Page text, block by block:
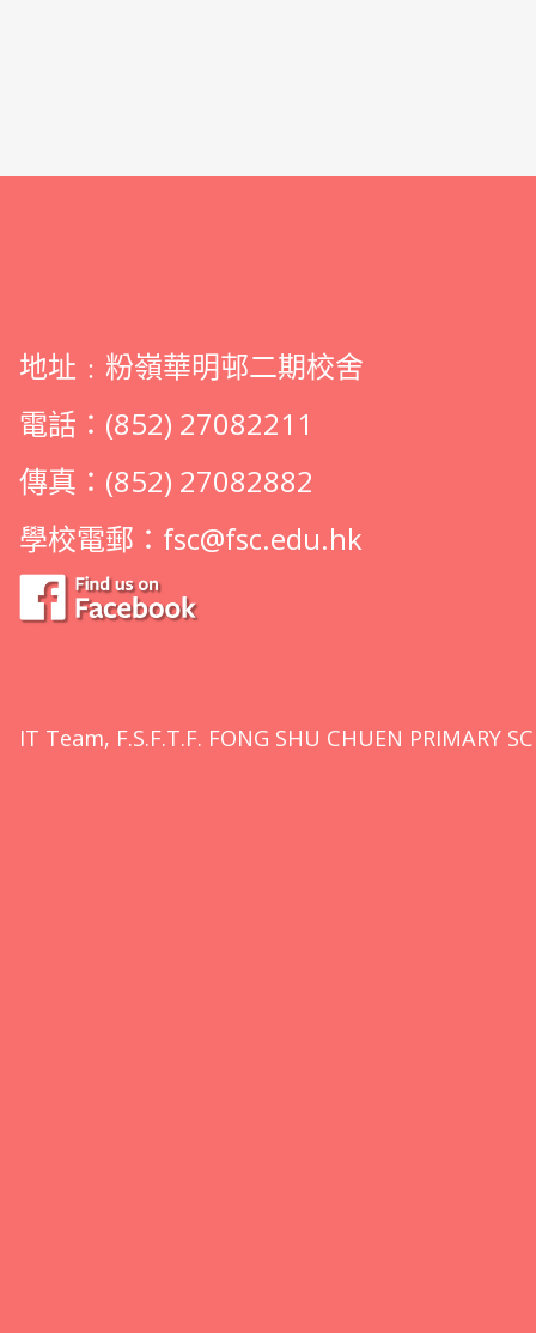
地址﹕粉嶺華明邨二期校舍
電話：(852) 27082211
傳真：(852) 27082882
學校電郵： fsc@fsc.edu.hk
IT Team, F.S.F.T.F. FONG SHU CHUEN PRIMARY